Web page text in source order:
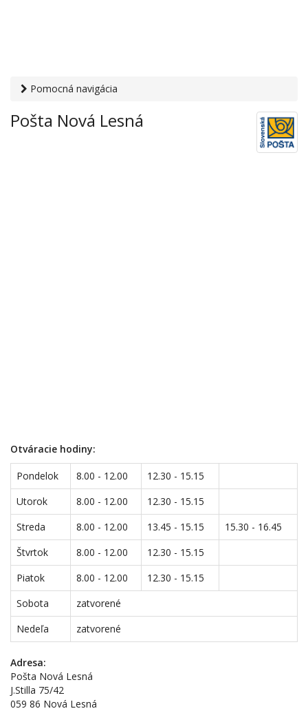
Pomocná navigácia
služby› Pošty› Pošta Nová Lesná
Pošta Nová Lesná
Otváracie hodiny:
Pondelok 8.00 - 12.00
12.30 - 15.15
Utorok
8.00 - 12.00
12.30 - 15.15
Streda
8.00 - 12.00 13.45 - 15.15
15.30 - 16.45
Štvrtok
8.00 - 12.00
12.30 - 15.15
Piatok
8.00 - 12.00
12.30 - 15.15
Sobota
zatvorené
Nedeľa
zatvorené
Adresa:
Pošta Nová Lesná
J.Stilla 75/42
059 86 Nová Lesná